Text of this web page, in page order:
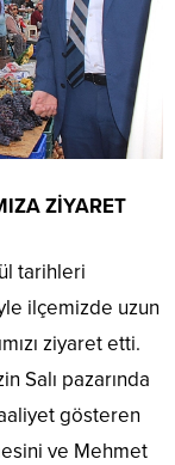
ZİYARET
tarihleri
ilçemizde uzun
ziyaret etti.
Salı pazarında
gösteren
ve Mehmet